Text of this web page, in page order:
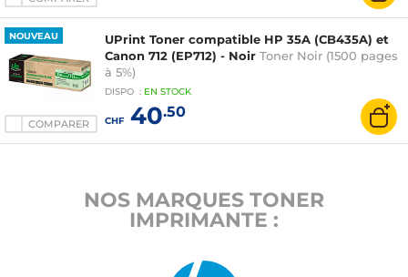
NOUVEAU
COMPARER
UPrint Toner compatible HP 35A (CB435A) et
Canon 712 (EP712) - Noir Toner Noir (1500 pages
à 5%)
DISPO : EN STOCK
CHF40.50
NOS MARQUES TONER
IMPRIMANTE :